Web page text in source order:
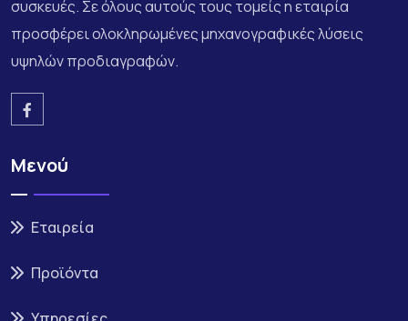
συσκευές. Σε όλους αυτούς τους τομείς η εταιρία
προσφέρει ολοκληρωμένες μηχανογραφικές λύσεις
υψηλών προδιαγραφών.
Μενού
Εταιρεία
Προϊόντα